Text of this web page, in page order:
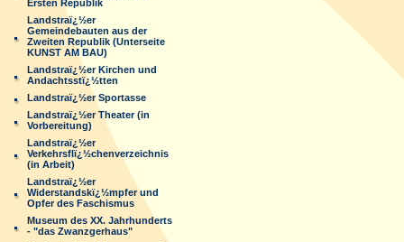
Ersten Republik
Landstraï¿½er
Gemeindebauten aus der
Zweiten Republik (Unterseite
KUNST AM BAU)
Landstraï¿½er Kirchen und
Andachtsstï¿½tten
Landstraï¿½er Sportasse
Landstraï¿½er Theater (in
Vorbereitung)
Landstraï¿½er
Verkehrsflï¿½chenverzeichnis
(in Arbeit)
Landstraï¿½er
Widerstandskï¿½mpfer und
Opfer des Faschismus
Museum des XX. Jahrhunderts
- "das Zwanzgerhaus"